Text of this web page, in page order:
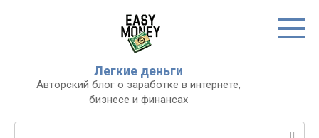
Легкие деньги
Авторский блог о заработке в интернете,
бизнесе и финансах
Поиск: